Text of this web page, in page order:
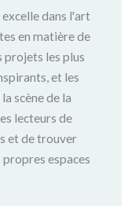
dans l'art
en matière de
projets les plus
et les
scène de la
lecteurs de
et de trouver
espaces